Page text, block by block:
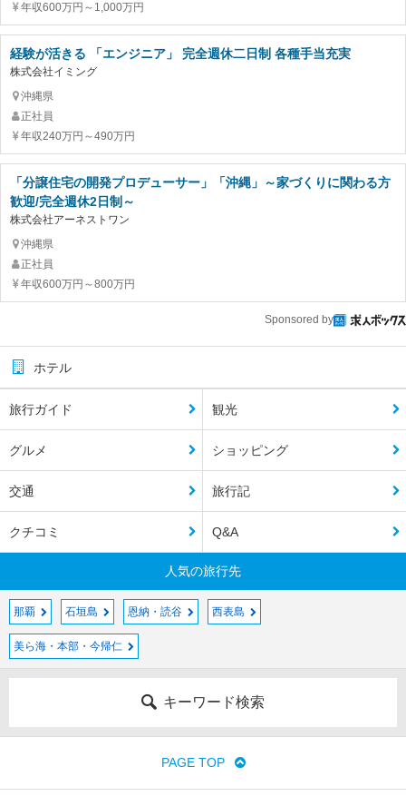
年収600万円～1,000万円
経験が活きる 「エンジニア」 完全週休二日制 各種手当充実
株式会社イミング
沖縄県
正社員
年収240万円～490万円
「分譲住宅の開発プロデューサー」「沖縄」～家づくりに関わる方
歓迎/完全週休2日制～
株式会社アーネストワン
沖縄県
正社員
年収600万円～800万円
Sponsored by
ホテル
旅行ガイド 観光
グルメ ショッピング
交通 旅行記
クチコミ Q&A
人気の旅行先
那覇 石垣島 恩納・読谷 西表島
美ら海・本部・今帰仁
キーワード検索
PAGE TOP